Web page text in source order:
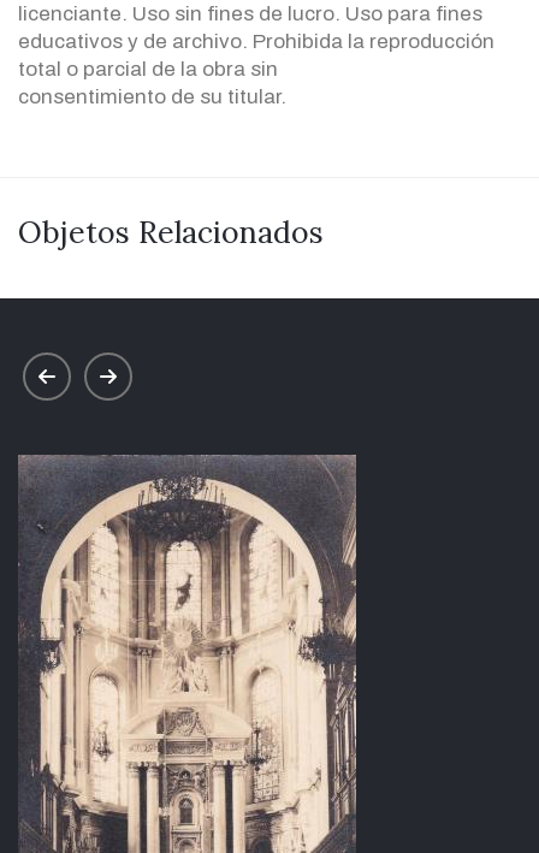
licenciante. Uso sin fines de lucro. Uso para fines
educativos y de archivo. Prohibida la reproducción
total o parcial de la obra sin
consentimiento de su titular.
Objetos Relacionados
prev next